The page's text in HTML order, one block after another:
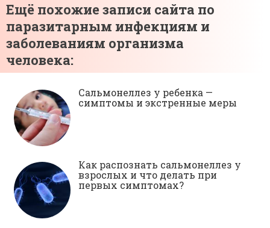
Ещё похожие записи сайта по
паразитарным инфекциям и
заболеваниям организма
человека:
Сальмонеллез у ребенка —
симптомы и экстренные меры
Как распознать сальмонеллез у
взрослых и что делать при
первых симптомах?